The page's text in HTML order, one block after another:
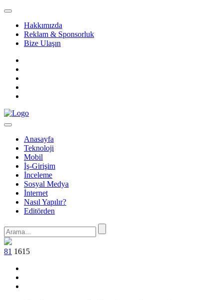
Hakkımızda
Reklam & Sponsorluk
Bize Ulaşın
Anasayfa
Teknoloji
Mobil
İş-Girişim
İnceleme
Sosyal Medya
İnternet
Nasıl Yapılır?
Editörden
81 1615